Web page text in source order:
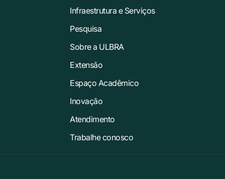
Infraestrutura e Serviços
Pesquisa
Sobre a ULBRA
Extensão
Espaço Acadêmico
Inovação
Atendimento
Trabalhe conosco